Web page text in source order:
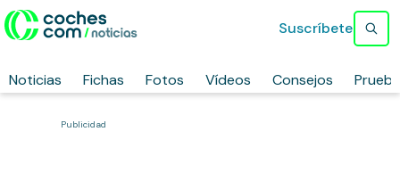
Noticias Fichas Fotos Vídeos Consejos
Suscríbete
Publicidad